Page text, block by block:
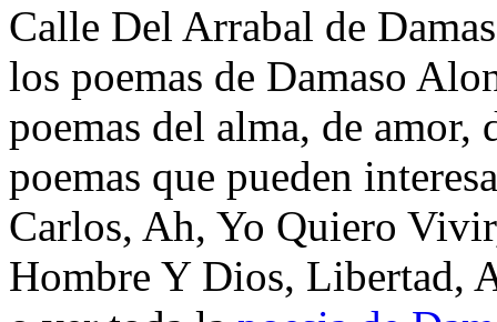
Calle Del Arrabal de
los poemas de Damaso
poemas del alma, de
poemas que pueden
Carlos, Ah, Yo Quiero
Hombre Y Dios, Libertad,